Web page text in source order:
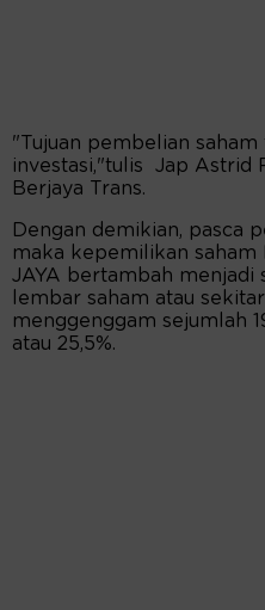
"Tujuan pembelian
investasi,"tulis Jap Astrid
Berjaya Trans.
Dengan demikian, pasca
maka kepemilikan saham
JAYA bertambah menjadi
lembar saham atau
menggenggam sejumlah
atau 25,5%.